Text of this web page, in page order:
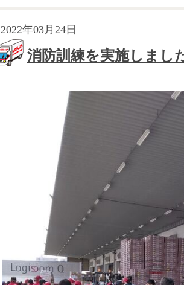
2022年03月24日
消防訓練を実施しまし